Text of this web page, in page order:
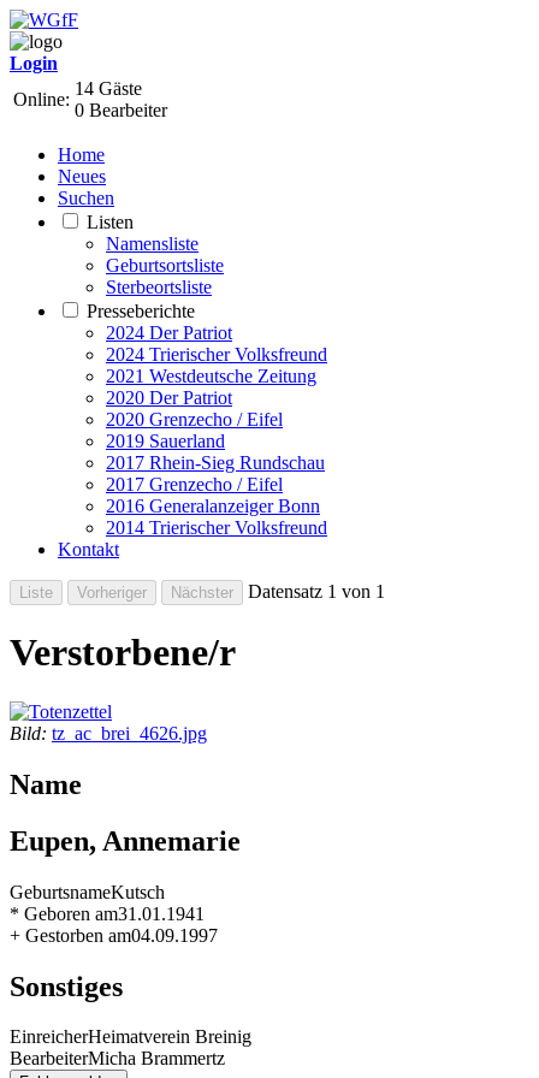
Login
Online:
14 Gäste
0 Bearbeiter
Home
Neues
Suchen
Listen
Namensliste
Geburtsortsliste
Sterbeortsliste
Presseberichte
2024 Der Patriot
2024 Trierischer Volksfreund
2021 Westdeutsche Zeitung
2020 Der Patriot
2020 Grenzecho / Eifel
2019 Sauerland
2017 Rhein-Sieg Rundschau
2017 Grenzecho / Eifel
2016 Generalanzeiger Bonn
2014 Trierischer Volksfreund
Kontakt
Datensatz 1 von 1
Verstorbene/r
Bild: tz_ac_brei_4626.jpg
Name
Eupen, Annemarie
GeburtsnameKutsch
* Geboren am31.01.1941
+ Gestorben am04.09.1997
Sonstiges
EinreicherHeimatverein Breinig
BearbeiterMicha Brammertz